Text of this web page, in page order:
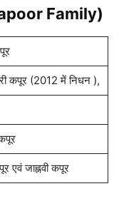
Family)
कपूर (2012 में निधन ),
एवं जाह्नवी कपूर